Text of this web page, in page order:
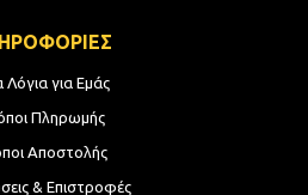
Λόγια για Εμάς
Πληρωμής
Αποστολής
& Επιστροφές